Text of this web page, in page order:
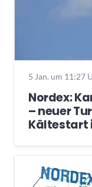
5 Jan. um 11:27
Nordex:
– neuer
Kältestart